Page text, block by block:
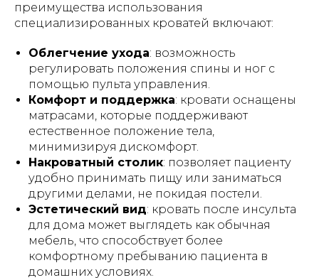
преимущества использования
специализированных кроватей включают:
Облегчение ухода: возможность
регулировать положения спины и ног с
помощью пульта управления.
Комфорт и поддержка: кровати оснащены
матрасами, которые поддерживают
естественное положение тела,
минимизируя дискомфорт.
Накроватный столик: позволяет пациенту
удобно принимать пищу или заниматься
другими делами, не покидая постели.
Эстетический вид: кровать после инсульта
для дома может выглядеть как обычная
мебель, что способствует более
комфортному пребыванию пациента в
домашних условиях.